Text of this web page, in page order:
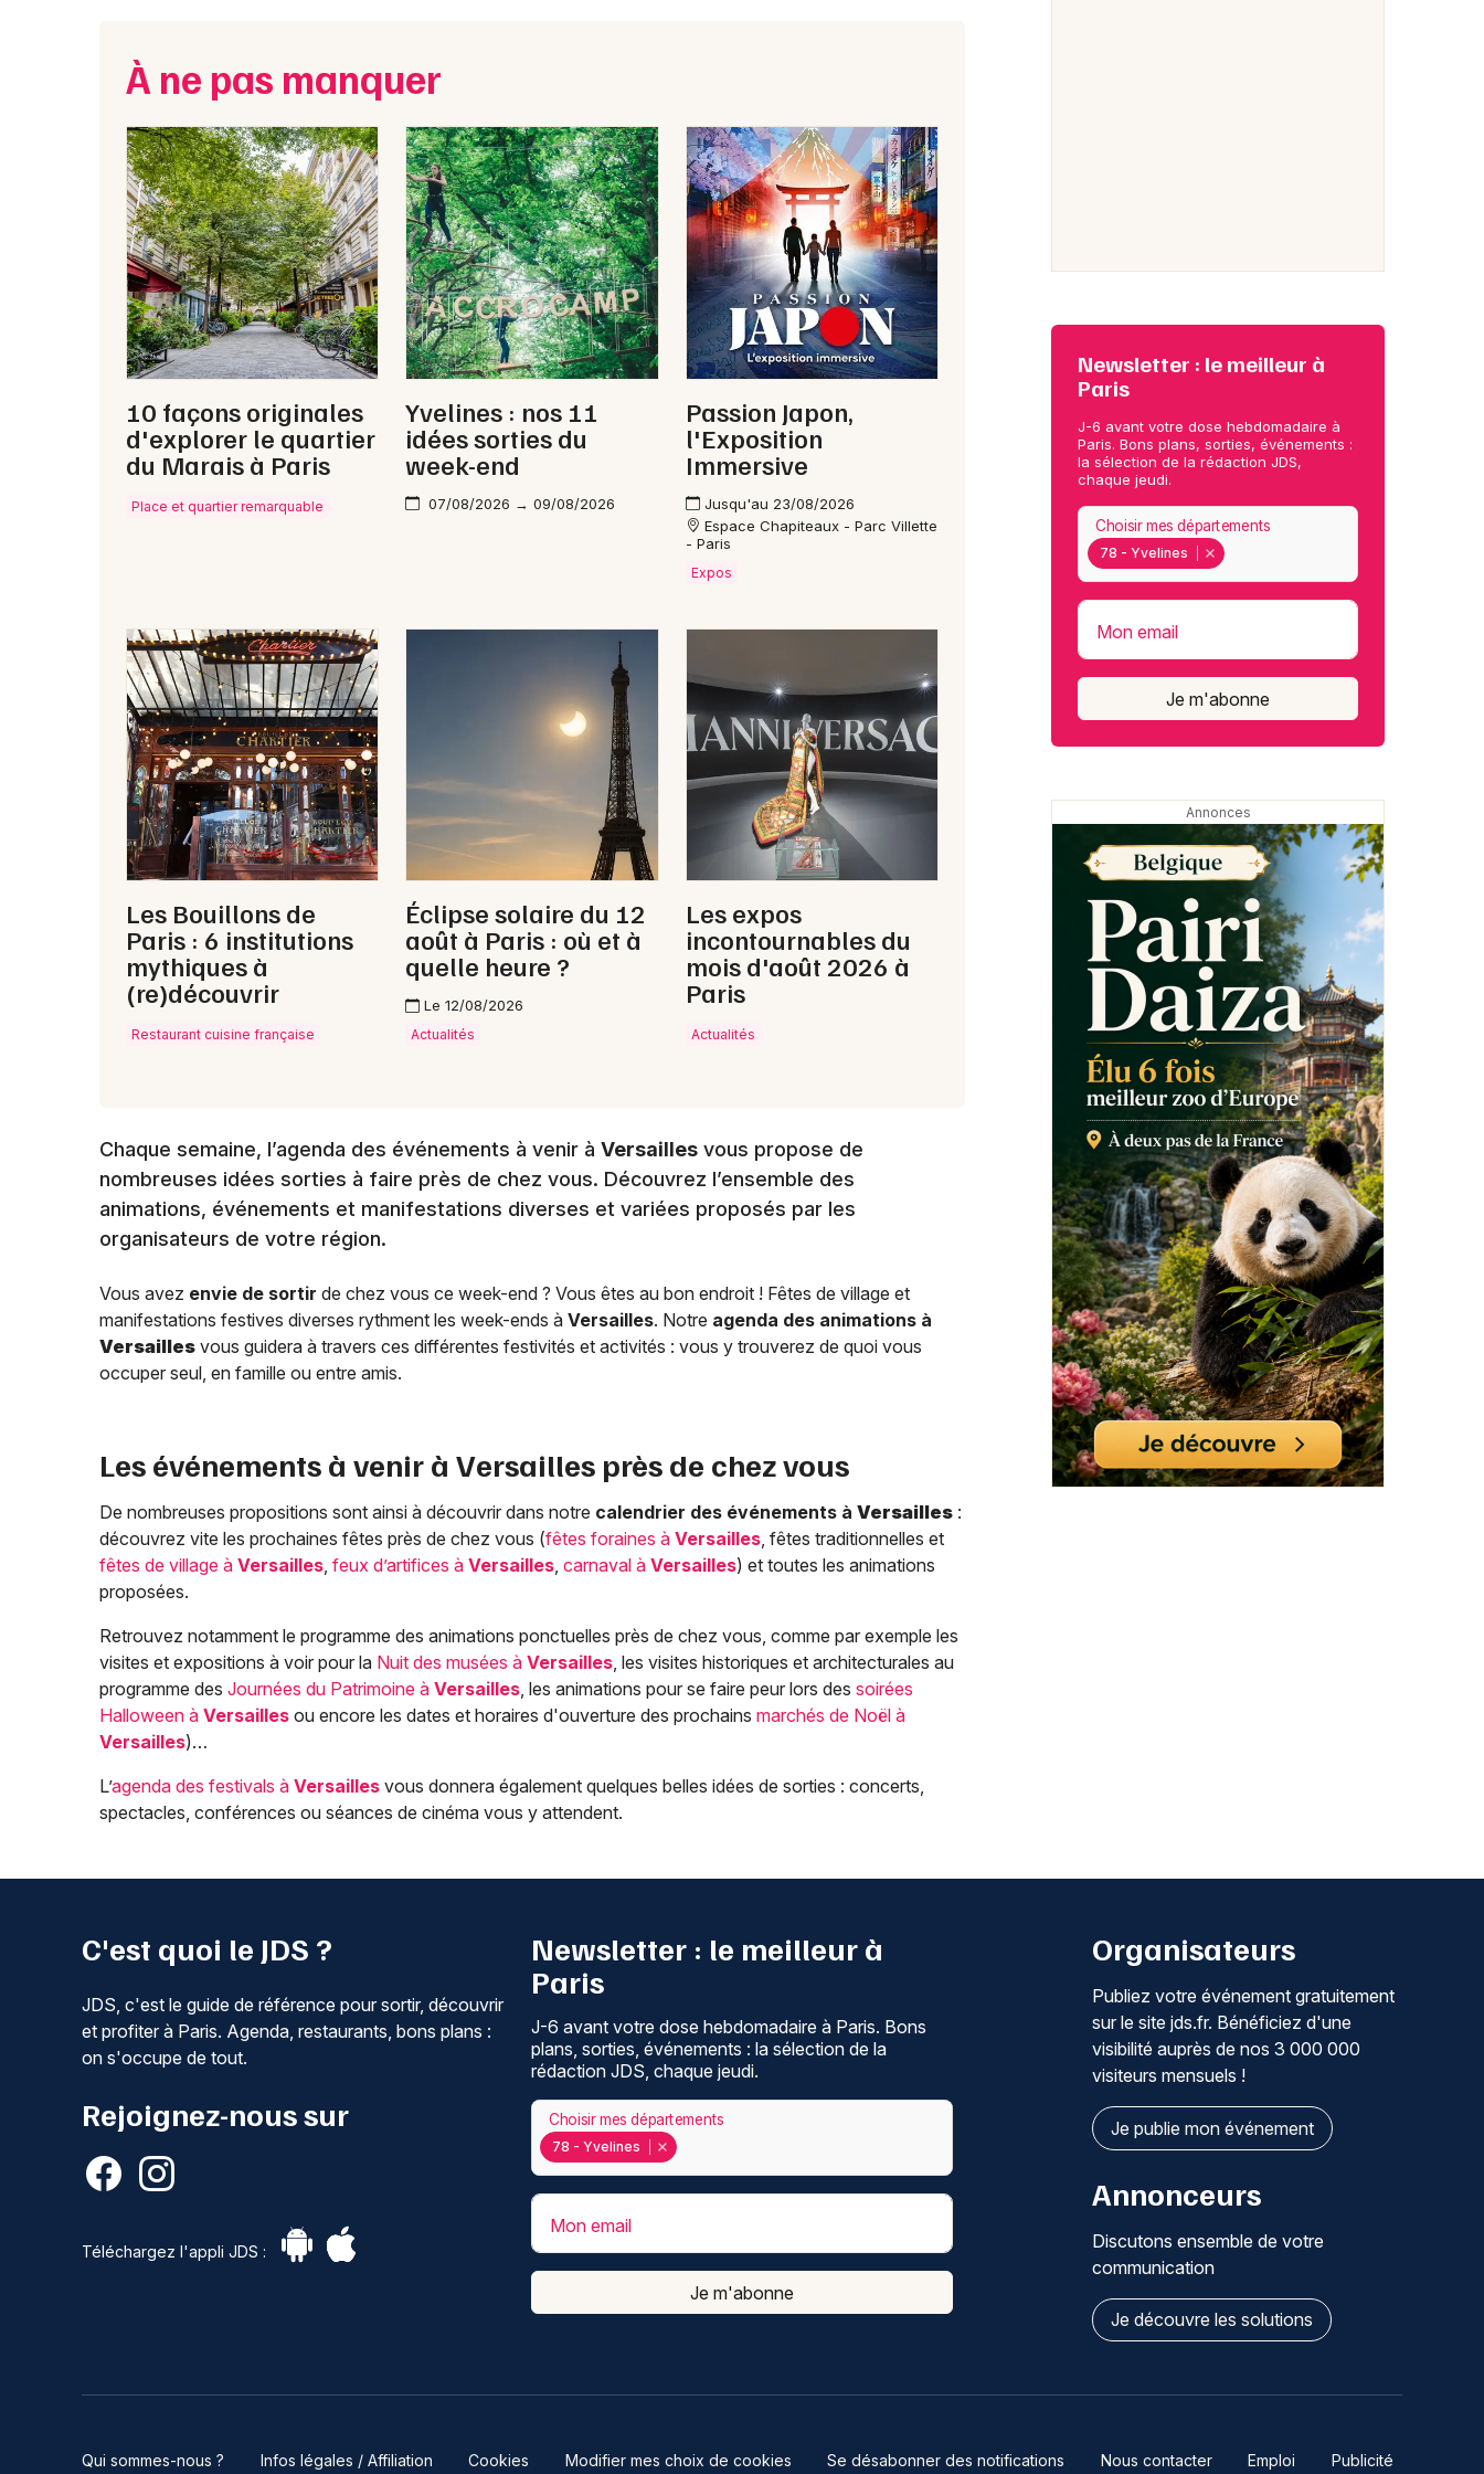
Actus à Paris
Magazine à Paris
Choisir mes départements
Je m'abonne
À ne pas manquer
10 façons originales
d'explorer le quartier
du Marais à Paris
Place et quartier remarquable
Yvelines : nos 11
idées sorties du
week-end
07/08/2026 → 09/08/2026
Passion Japon,
l'Exposition
Immersive
Jusqu'au 23/08/2026
Espace Chapiteaux - Parc Villette
- Paris
Expos
Les Bouillons de
Paris : 6 institutions
mythiques à
(re)découvrir
Restaurant cuisine française
Éclipse solaire du 12
août à Paris : où et à
quelle heure ?
Le 12/08/2026
Actualités
Les expos
incontournables du
mois d'août 2026 à
Paris
Actualités
Chaque semaine, l’agenda des événements à venir à Versailles vous propose de
nombreuses idées sorties à faire près de chez vous. Découvrez l’ensemble des
animations, événements et manifestations diverses et variées proposés par les
organisateurs de votre région.
Vous avez envie de sortir de chez vous ce week-end ? Vous êtes au bon endroit ! Fêtes de village et
manifestations festives diverses rythment les week-ends à Versailles. Notre agenda des animations à
Versailles vous guidera à travers ces différentes festivités et activités : vous y trouverez de quoi vous
occuper seul, en famille ou entre amis.
Les événements à venir à Versailles près de chez vous
De nombreuses propositions sont ainsi à découvrir dans notre calendrier des événements à Versailles :
découvrez vite les prochaines fêtes près de chez vous (fêtes foraines à Versailles, fêtes traditionnelles et
fêtes de village à Versailles, feux d’artifices à Versailles, carnaval à Versailles) et toutes les animations
proposées.
Retrouvez notamment le programme des animations ponctuelles près de chez vous, comme par exemple les
visites et expositions à voir pour la Nuit des musées à Versailles, les visites historiques et architecturales au
programme des Journées du Patrimoine à Versailles, les animations pour se faire peur lors des soirées
Halloween à Versailles ou encore les dates et horaires d'ouverture des prochains marchés de Noël à
Versailles)…
L’agenda des festivals à Versailles vous donnera également quelques belles idées de sorties : concerts,
spectacles, conférences ou séances de cinéma vous y attendent.
Newsletter : le meilleur à
Paris
J-6 avant votre dose hebdomadaire à
Paris. Bons plans, sorties, événements :
la sélection de la rédaction JDS,
chaque jeudi.
78 - Yvelines
Choisir mes départements
Mon email
Je m'abonne
C'est quoi le JDS ?
JDS, c'est le guide de référence pour sortir, découvrir
et profiter à Paris. Agenda, restaurants, bons plans :
on s'occupe de tout.
Rejoignez-nous sur
Téléchargez l'appli JDS :
Newsletter : le meilleur à
Paris
J-6 avant votre dose hebdomadaire à Paris. Bons
plans, sorties, événements : la sélection de la
rédaction JDS, chaque jeudi.
78 - Yvelines
Choisir mes départements
Mon email
Je m'abonne
Organisateurs
Publiez votre événement gratuitement
sur le site jds.fr. Bénéficiez d'une
visibilité auprès de nos 3 000 000
visiteurs mensuels !
Je publie mon événement
Annonceurs
Discutons ensemble de votre
communication
Je découvre les solutions
Qui sommes-nous ? Infos légales / Affiliation Cookies Modifier mes choix de cookies Se désabonner des notifications Nous contacter Emploi Publicité